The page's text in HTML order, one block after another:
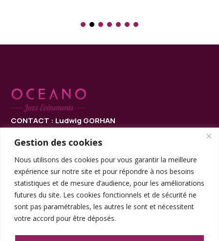
Gestion des cookies
Nous utilisons des cookies pour vous garantir la meilleure
expérience sur notre site et pour répondre à nos besoins
statistiques et de mesure d’audience, pour les améliorations
futures du site. Les cookies fonctionnels et de sécurité ne
sont pas paramétrables, les autres le sont et nécessitent
votre accord pour être déposés.
CONTACT : Ludwig GORHAN
ludwig.gorhan@gmail.com
+33 (0)6 60 96 34 66